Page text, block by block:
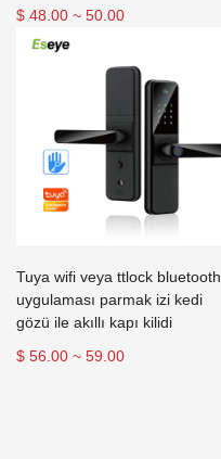
$ 48.00 ~ 50.00
Tuya wifi veya ttlock bluetooth
uygulaması parmak izi kedi
gözü ile akıllı kapı kilidi
$ 56.00 ~ 59.00